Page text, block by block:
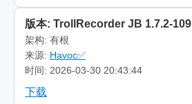
版本: TrollRecorder JB 1.7.2-109
架构: 有根
来源: Havoc✅
时间: 2026-03-30 20:43:44
下载